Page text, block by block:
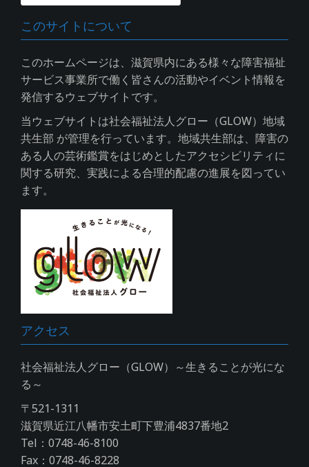
このサイトについて
このホームページは、滋賀県内にある様々な障害福祉
サービス事業所で働く皆さんの活動やイベント情報を
発信するウェブサイトです。
当ウェブサイトは社会福祉法人グロー（GLOW）地域
共生部 が管理を行っています。地域共生部は、障害の
ある人の芸術鑑賞をはじめとしたアクセシビリティに
関する研究、実践による合理的配慮の進展を図ってい
ます。
アクセス
社会福祉法人グロー（GLOW）～生きることが光にな
る～
〒521-1311
滋賀県近江八幡市安土町下豊浦4837番地2
Tel：0748-46-8100
Fax：0748-46-8228